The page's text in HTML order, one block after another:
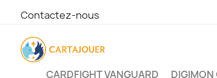
Contactez-nous
CARDFIGHT VANGUARD
DIGIMON